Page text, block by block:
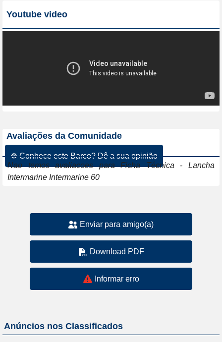
Youtube video
Avaliações da Comunidade
☸ Conhece este Barco? Dê a sua opinião
Nao temos avaliacoes para Ficha Técnica - Lancha
Intermarine Intermarine 60
Enviar para amigo(a)
Download PDF
Informar erro
Anúncios nos Classificados